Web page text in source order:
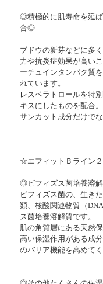
◎積極的に肌寿命を延
合◎
ブドウの新芽などに多
力や抗炎症効果が高い
ーチュインタンパク質
れています。
レスベラトロールを特
キスにしたものを配合。
サンカット成分だけで
☆エフィットＢライン
◎ビフィズス菌培養溶
ビフィズス菌の、生き
類、核酸関連物質（
ス菌培養溶解質です。
肌の角質層にある天然
高い保湿作用がある成
のバリア機能を高めてく